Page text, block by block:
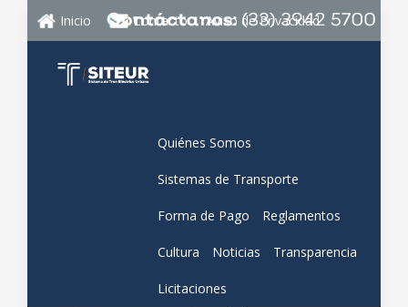
Inicio Contacto Aviso de Privacidad
Quiénes Somos
Sistemas de Transporte
Forma de Pago Reglamentos
Cultura Noticias Transparencia
Licitaciones